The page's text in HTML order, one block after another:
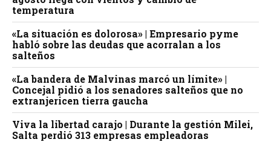
temperatura
«La situación es dolorosa» | Empresario pyme
habló sobre las deudas que acorralan a los
salteños
«La bandera de Malvinas marcó un límite» |
Concejal pidió a los senadores salteños que no
extranjericen tierra gaucha
Viva la libertad carajo | Durante la gestión Milei,
Salta perdió 313 empresas empleadoras